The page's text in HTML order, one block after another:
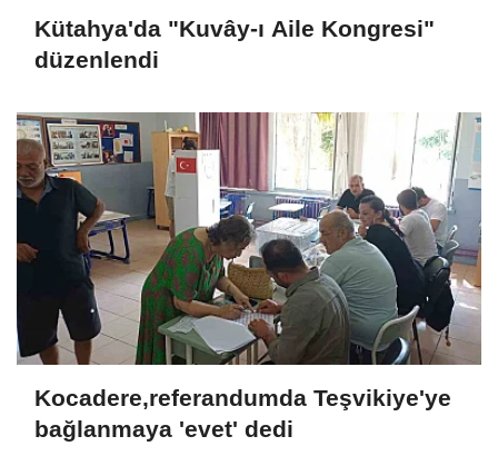
Kütahya'da "Kuvây-ı Aile Kongresi"
düzenlendi
Kocadere,referandumda Teşvikiye'ye
bağlanmaya 'evet' dedi